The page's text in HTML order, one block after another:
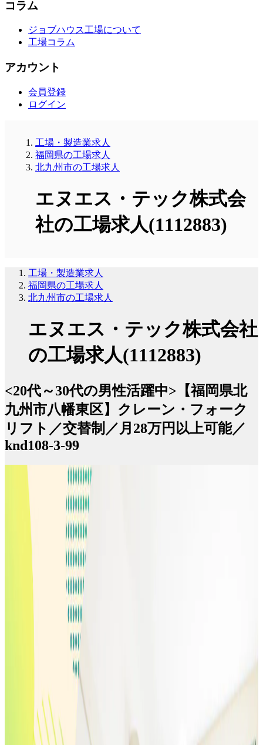
コラム
ジョブハウス工場について
工場コラム
アカウント
会員登録
ログイン
工場・製造業求人
福岡県の工場求人
北九州市の工場求人
エヌエス・テック株式会
社の工場求人(1112883)
工場・製造業求人
福岡県の工場求人
北九州市の工場求人
エヌエス・テック株式会社
の工場求人(1112883)
<20代～30代の男性活躍中>【福岡県北
九州市八幡東区】クレーン・フォーク
リフト／交替制／月28万円以上可能／
knd108-3-99